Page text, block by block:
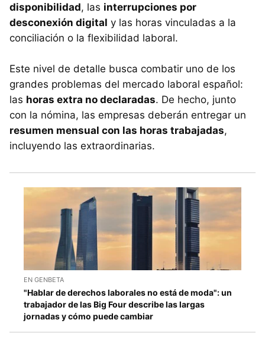
disponibilidad, las interrupciones por
desconexión digital y las horas vinculadas a la
conciliación o la flexibilidad laboral.
Este nivel de detalle busca combatir uno de los
grandes problemas del mercado laboral español:
las horas extra no declaradas. De hecho, junto
con la nómina, las empresas deberán entregar un
resumen mensual con las horas trabajadas,
incluyendo las extraordinarias.
EN GENBETA
"Hablar de derechos laborales no está de moda": un
trabajador de las Big Four describe las largas
jornadas y cómo puede cambiar